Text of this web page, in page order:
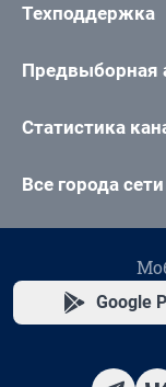
Техподдержка
Предвыборная
Статистика
Все города сети
Google